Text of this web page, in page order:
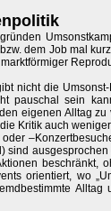
dem Job mal
nicht die
pauschal sein
eigenen Alltag
Kritik auch
sind
beschränkt,
orientiert, wo